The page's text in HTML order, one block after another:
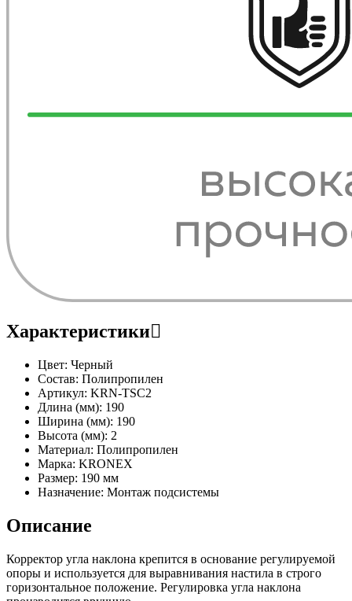
Характеристики
Цвет: Черный
Состав: Полипропилен
Артикул: KRN-TSC2
Длина (мм): 190
Ширина (мм): 190
Высота (мм): 2
Материал: Полипропилен
Марка: KRONEX
Размер: 190 мм
Назначение: Монтаж подсистемы
Описание
Корректор угла наклона крепится в основание регулируемой
опоры и используется для выравнивания настила в строго
горизонтальное положение. Регулировка угла наклона